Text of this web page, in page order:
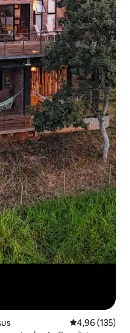
4,96 de uma
4,96 (135)